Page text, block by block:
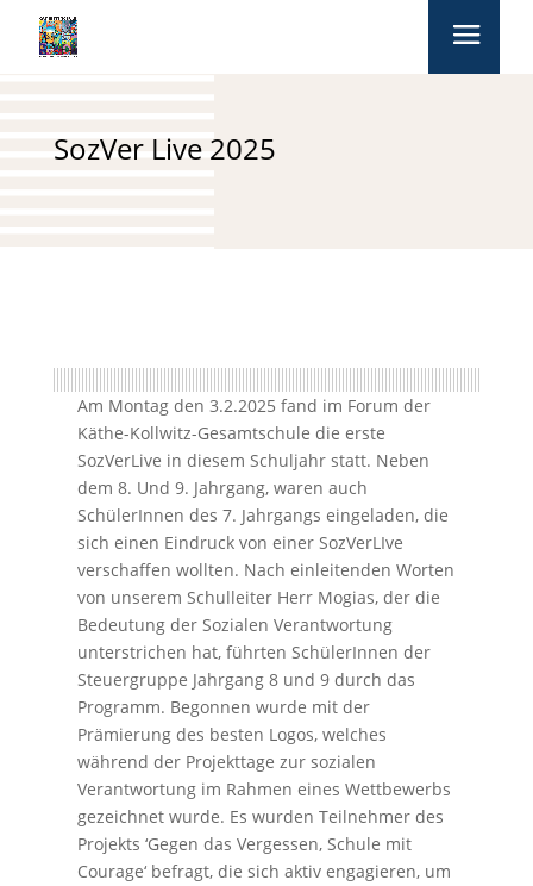
SozVer Live 2025
Am Montag den 3.2.2025 fand im Forum der
Käthe-Kollwitz-Gesamtschule die erste
SozVerLive in diesem Schuljahr statt. Neben
dem 8. Und 9. Jahrgang, waren auch
SchülerInnen des 7. Jahrgangs eingeladen, die
sich einen Eindruck von einer SozVerLIve
verschaffen wollten. Nach einleitenden Worten
von unserem Schulleiter Herr Mogias, der die
Bedeutung der Sozialen Verantwortung
unterstrichen hat, führten SchülerInnen der
Steuergruppe Jahrgang 8 und 9 durch das
Programm. Begonnen wurde mit der
Prämierung des besten Logos, welches
während der Projekttage zur sozialen
Verantwortung im Rahmen eines Wettbewerbs
gezeichnet wurde. Es wurden Teilnehmer des
Projekts ‘Gegen das Vergessen, Schule mit
Courage‘ befragt, die sich aktiv engagieren, um